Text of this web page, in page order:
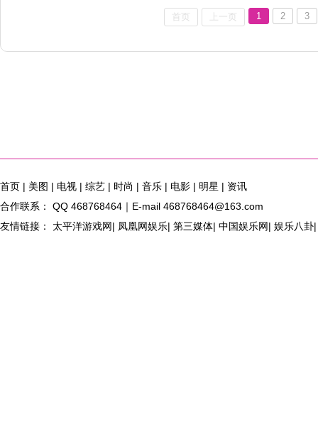
首页 上一页 1 2 3
首页 | 美图 | 电视 | 综艺 | 时尚 | 音乐 | 电影 | 明星 | 资讯
合作联系： QQ 468768464｜E-mail 468768464@163.com
友情链接： 太平洋游戏网| 凤凰网娱乐| 第三媒体| 中国娱乐网| 娱乐八